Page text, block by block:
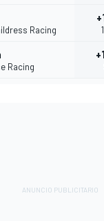
Racing
Racing